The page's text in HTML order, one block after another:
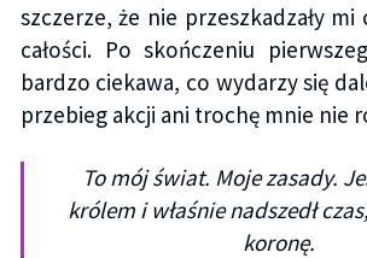
szczerze, że nie przeszkadzały
całości. Po skończeniu
bardzo ciekawa, co wydarzy się
przebieg akcji ani trochę mnie nie
To mój świat. Moje zasady.
królem i właśnie nadszedł
koronę.